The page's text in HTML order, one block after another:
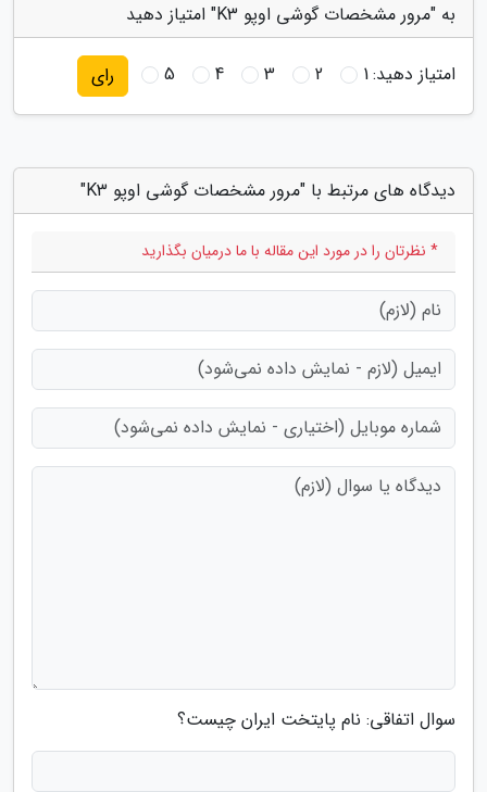
به "مرور مشخصات گوشی اوپو K3" امتیاز دهید
امتیاز دهید:1
2
3
4
5 رای
دیدگاه های مرتبط با "مرور مشخصات گوشی اوپو K3"
* نظرتان را در مورد این مقاله با ما درمیان بگذارید
سوال اتفاقی: نام پایتخت ایران چیست؟